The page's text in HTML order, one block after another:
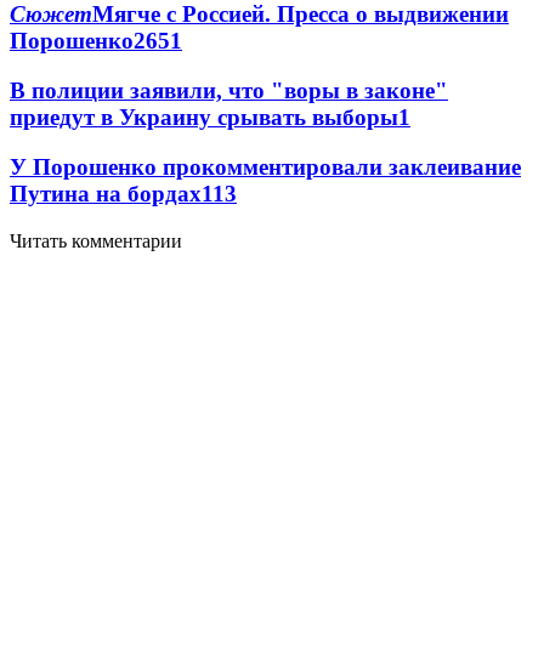
СюжетМягче с Россией. Пресса о выдвижении
Порошенко2651
В полиции заявили, что "воры в законе"
приедут в Украину срывать выборы1
У Порошенко прокомментировали заклеивание
Путина на бордах113
Читать комментарии